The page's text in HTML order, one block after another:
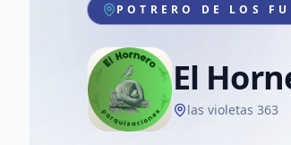
POTRERO DE LOS
El
las violetas 363